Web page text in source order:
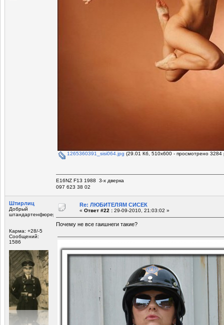
1265360391_sisi064.jpg (29.01 Кб, 510x600 - просмотрено 3284
E16NZ F13 1988 3-х дверка
097 623 38 02
Штирлиц
Добрый
штандартенфюрер
Карма: +28/-5
Сообщений:
1586
Re: ЛЮБИТЕЛЯМ СИСЕК
« Ответ #22 : 29-09-2010, 21:03:02 »
Почему не все гаишнеги такие?